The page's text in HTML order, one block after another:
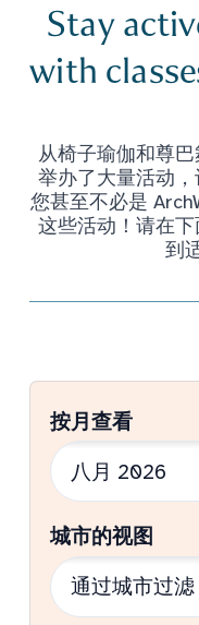
Stay
with
从椅子瑜伽和尊
举办了大量活动，
您甚至不必是
这些活动！请在
到
按月查看
城市的视图